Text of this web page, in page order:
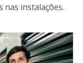
nas instalações.